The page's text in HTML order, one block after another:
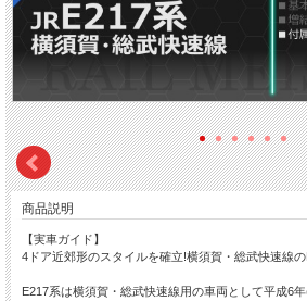
商品説明
【実車ガイド】
4ドア近郊形のスタイルを確立!横須賀・総武快速線の
E217系は横須賀・総武快速線用の車両として平成6